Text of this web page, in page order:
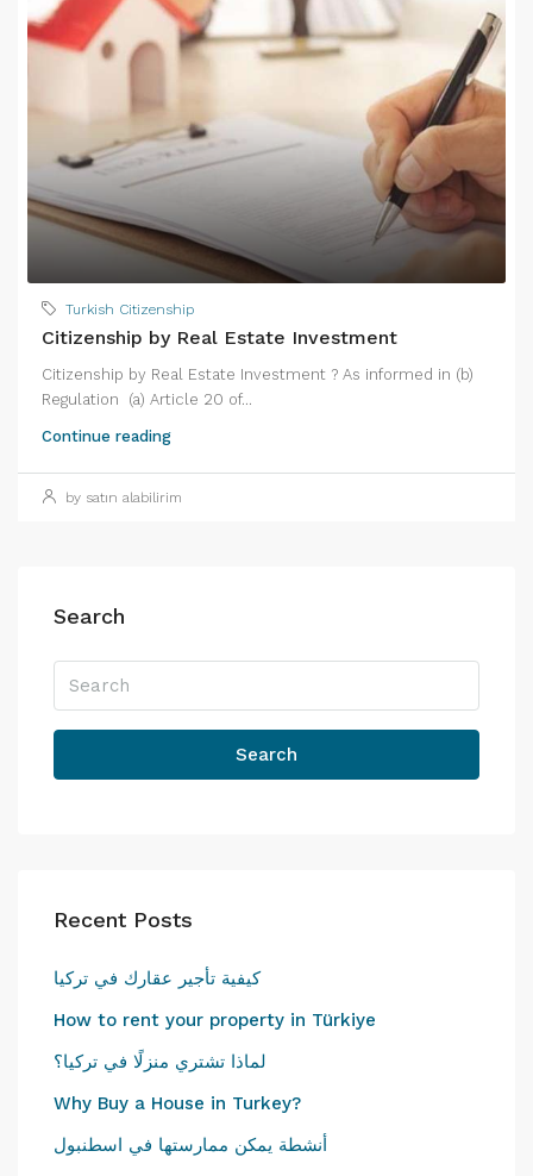
Turkish Citizenship
Citizenship by Real Estate Investment
Citizenship by Real Estate Investment ? As informed in (b)
Regulation (a) Article 20 of...
Continue reading
by satın alabilirim
Search
Search
Recent Posts
كيفية تأجير عقارك في تركيا
How to rent your property in Türkiye
لماذا تشتري منزلًا في تركيا؟
Why Buy a House in Turkey?
أنشطة يمكن ممارستها في اسطنبول